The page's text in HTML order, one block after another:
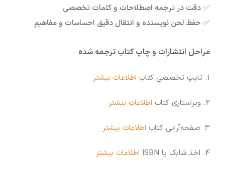
✅ دقت در ترجمه اصطلاحات و کلمات تخصصی
✅ حفظ لحن نویسنده و انتقال دقیق احساسات و مفاهیم
مراحل انتشارات و چاپ کتاب ترجمه شده
1. تایپ تخصصی کتاب اطلاعات بیشتر
2. ویراستاری کتاب اطلاعات بیشتر
3. صفحه‌آرایی کتاب اطلاعات بیشتر
4. اخذ شابک یا ISBN اطلاعات بیشتر